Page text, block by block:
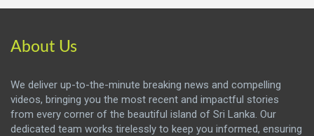
About Us
We deliver up-to-the-minute breaking news and compelling
videos, bringing you the most recent and impactful stories
from every corner of the beautiful island of Sri Lanka. Our
dedicated team works tirelessly to keep you informed, ensuring